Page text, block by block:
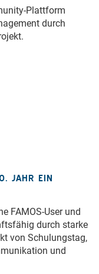
Plattform
durch
JAHR EIN
FAMOS-User und
durch starke
von Schulungstag,
und